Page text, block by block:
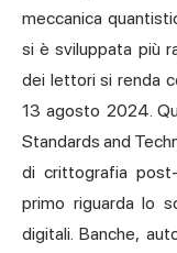
meccanica
si è sviluppata più
dei lettori si renda
13 agosto 2024.
Standards and
di crittografia
primo riguarda lo
digitali. Banche,